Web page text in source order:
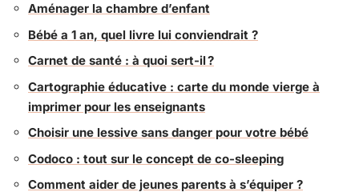
Aménager la chambre d’enfant
Bébé a 1 an, quel livre lui conviendrait ?
Carnet de santé : à quoi sert-il ?
Cartographie éducative : carte du monde vierge à
imprimer pour les enseignants
Choisir une lessive sans danger pour votre bébé
Codoco : tout sur le concept de co-sleeping
Comment aider de jeunes parents à s’équiper ?